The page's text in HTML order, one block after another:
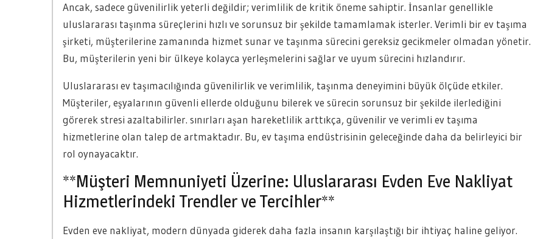
Ancak, sadece güvenilirlik yeterli değildir; verimlilik de kritik öneme sahiptir. İnsanlar genellikle
uluslararası taşınma süreçlerini hızlı ve sorunsuz bir şekilde tamamlamak isterler. Verimli bir ev taşıma
şirketi, müşterilerine zamanında hizmet sunar ve taşınma sürecini gereksiz gecikmeler olmadan yönetir.
Bu, müşterilerin yeni bir ülkeye kolayca yerleşmelerini sağlar ve uyum sürecini hızlandırır.
Uluslararası ev taşımacılığında güvenilirlik ve verimlilik, taşınma deneyimini büyük ölçüde etkiler.
Müşteriler, eşyalarının güvenli ellerde olduğunu bilerek ve sürecin sorunsuz bir şekilde ilerlediğini
görerek stresi azaltabilirler. sınırları aşan hareketlilik arttıkça, güvenilir ve verimli ev taşıma
hizmetlerine olan talep de artmaktadır. Bu, ev taşıma endüstrisinin geleceğinde daha da belirleyici bir
rol oynayacaktır.
**Müşteri Memnuniyeti Üzerine: Uluslararası Evden Eve Nakliyat
Hizmetlerindeki Trendler ve Tercihler**
Evden eve nakliyat, modern dünyada giderek daha fazla insanın karşılaştığı bir ihtiyaç haline geliyor.